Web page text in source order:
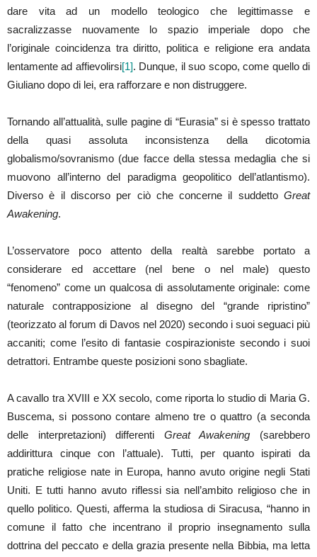
dare vita ad un modello teologico che legittimasse e
sacralizzasse nuovamente lo spazio imperiale dopo che
l’originale coincidenza tra diritto, politica e religione era andata
lentamente ad affievolirsi[1]. Dunque, il suo scopo, come quello di
Giuliano dopo di lei, era rafforzare e non distruggere.
Tornando all’attualità, sulle pagine di “Eurasia” si è spesso trattato
della quasi assoluta inconsistenza della dicotomia
globalismo/sovranismo (due facce della stessa medaglia che si
muovono all’interno del paradigma geopolitico dell’atlantismo).
Diverso è il discorso per ciò che concerne il suddetto Great
Awakening.
L’osservatore poco attento della realtà sarebbe portato a
considerare ed accettare (nel bene o nel male) questo
“fenomeno” come un qualcosa di assolutamente originale: come
naturale contrapposizione al disegno del “grande ripristino”
(teorizzato al forum di Davos nel 2020) secondo i suoi seguaci più
accaniti; come l’esito di fantasie cospirazioniste secondo i suoi
detrattori. Entrambe queste posizioni sono sbagliate.
A cavallo tra XVIII e XX secolo, come riporta lo studio di Maria G.
Buscema, si possono contare almeno tre o quattro (a seconda
delle interpretazioni) differenti Great Awakening (sarebbero
addirittura cinque con l’attuale). Tutti, per quanto ispirati da
pratiche religiose nate in Europa, hanno avuto origine negli Stati
Uniti. E tutti hanno avuto riflessi sia nell’ambito religioso che in
quello politico. Questi, afferma la studiosa di Siracusa, “hanno in
comune il fatto che incentrano il proprio insegnamento sulla
dottrina del peccato e della grazia presente nella Bibbia, ma letta